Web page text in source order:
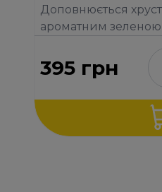
Доповнюється
ароматним зеленою
395 грн